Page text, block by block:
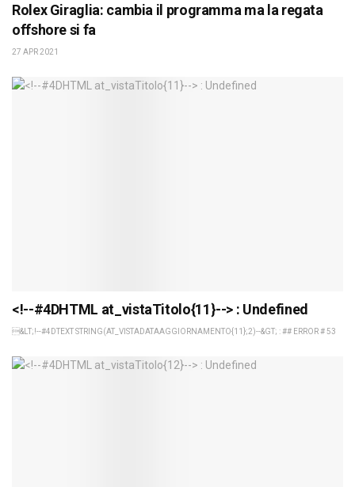
Rolex Giraglia: cambia il programma ma la regata
offshore si fa
27 APR 2021
<!--#4DHTML at_vistaTitolo{11}--> : Undefined
&LT;!--#4DTEXT STRING(AT_VISTADATAAGGIORNAMENTO{11};2)--&GT; : ## ERROR # 53